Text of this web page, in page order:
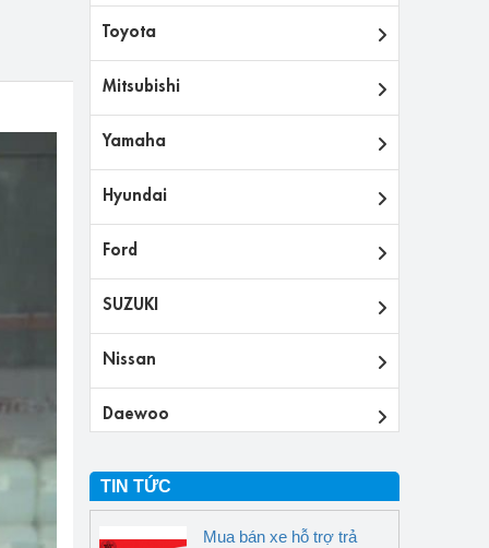
Toyota
Mitsubishi
Yamaha
Hyundai
Ford
SUZUKI
Nissan
Daewoo
TIN TỨC
Mua bán xe hỗ trợ trả